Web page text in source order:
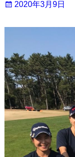
2020年3月9日